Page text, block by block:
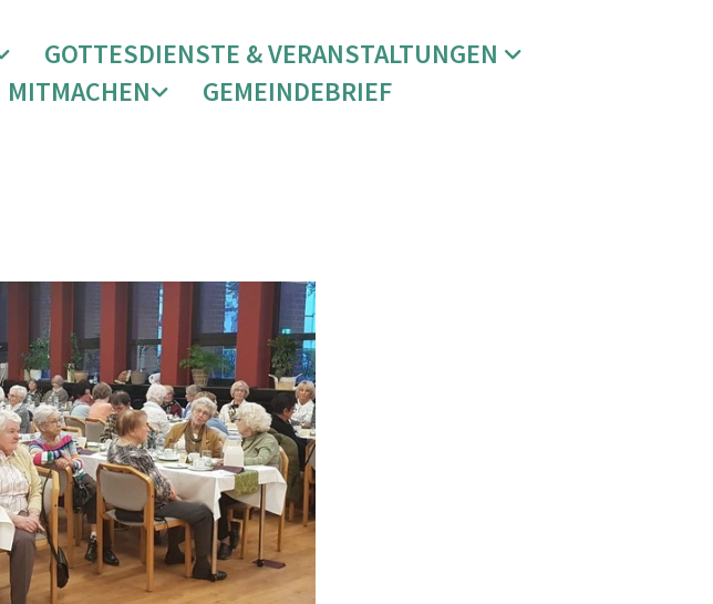
GOTTESDIENSTE & VERANSTALTUNGEN
MITMACHEN GEMEINDEBRIEF